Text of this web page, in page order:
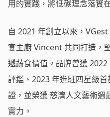
用的實踐，將低碳理念落實
自 2021 年創立以來，
宴主廚 Vincent 共同打造，
遞蔬食價值。品牌曾獲 2022
評鑑、2023 年進駐四星級
證，並榮獲 慈濟人文藝術週
實力。